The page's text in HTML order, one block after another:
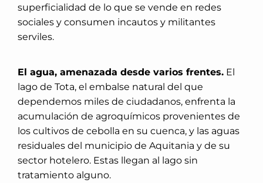
superficialidad de lo que se vende en redes
sociales y consumen incautos y militantes
serviles.
El agua, amenazada desde varios frentes. El
lago de Tota, el embalse natural del que
dependemos miles de ciudadanos, enfrenta la
acumulación de agroquímicos provenientes de
los cultivos de cebolla en su cuenca, y las aguas
residuales del municipio de Aquitania y de su
sector hotelero. Estas llegan al lago sin
tratamiento alguno.